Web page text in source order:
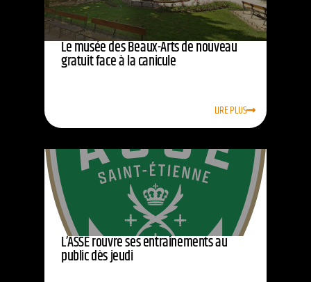
Le musée des Beaux-Arts de nouveau
gratuit face à la canicule
LIRE PLUS
L’ASSE rouvre ses entraînements au
public dès jeudi